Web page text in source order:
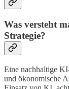
Was versteht
Strategie?
Eine nachhaltige
und ökonomische